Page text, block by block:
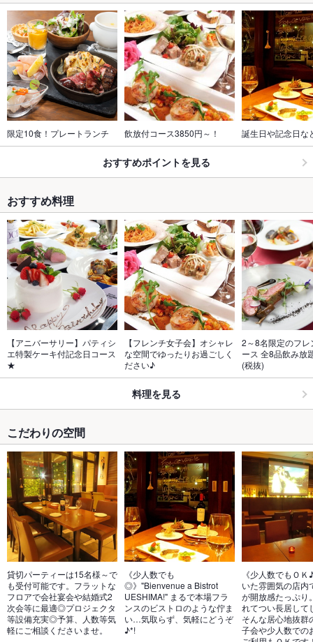
限定10食！プレートランチ 飲放付コース3850円～！ 誕生日や記念日な
おすすめポイントを見る
おすすめ料理
【アニバーサリー】パティシ
エ特製ケーキ付記念日コース
★
【フレンチ女子会】オシャレ
な空間でゆったりお過ごしく
ださい♪
2～8名限定のフレ
ース 全8品飲み放
(税抜)
料理を見る
こだわりの空間
貸切パーティーは15名様～で
も受付可能です。フラットな
フロアで会社宴会や結婚式2
次会等に最適◎プロジェクタ
等設備充実◎予算、人数等気
軽にご相談くださいませ。
《少人数でも
◎》"Bienvenue a Bistrot
UESHIMA!" まるで本場フラ
ンスのビストロのような佇ま
い…気取らず、気軽にどうぞ
♪*!
《少人数でもＯ
いた雰囲気の店内
が開放感たっぷり
れてつい長居し
そんな居心地抜群
子会や少人数での